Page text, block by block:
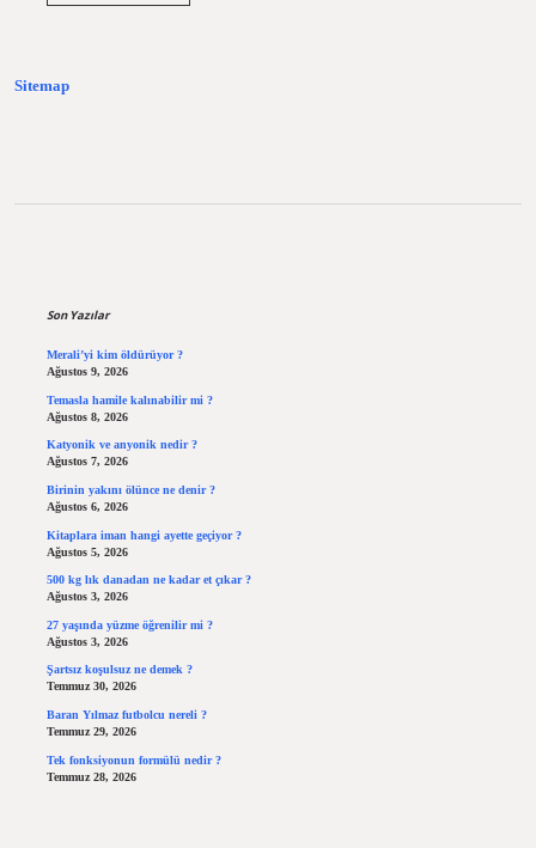
Sitemap
Son Yazılar
Merali’yi kim öldürüyor ?
Ağustos 9, 2026
Temasla hamile kalınabilir mi ?
Ağustos 8, 2026
Katyonik ve anyonik nedir ?
Ağustos 7, 2026
Birinin yakını ölünce ne denir ?
Ağustos 6, 2026
Kitaplara iman hangi ayette geçiyor ?
Ağustos 5, 2026
500 kg lık danadan ne kadar et çıkar ?
Ağustos 3, 2026
27 yaşında yüzme öğrenilir mi ?
Ağustos 3, 2026
Şartsız koşulsuz ne demek ?
Temmuz 30, 2026
Baran Yılmaz futbolcu nereli ?
Temmuz 29, 2026
Tek fonksiyonun formülü nedir ?
Temmuz 28, 2026